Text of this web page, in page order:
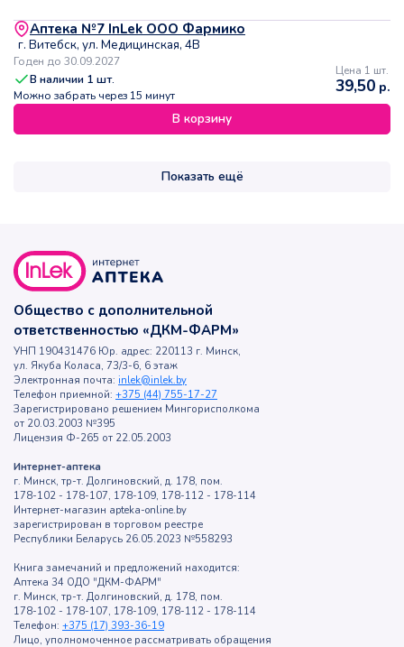
Аптека №7 InLek ООО Фармико
г. Витебск, ул. Медицинская, 4В
Годен до 30.09.2027
В наличии 1 шт.
Можно забрать через 15 минут
Цена 1 шт.
39,50 р.
В корзину
Показать ещё
Общество с дополнительной
ответственностью «ДКМ-ФАРМ»
УНП 190431476 Юр. адрес: 220113 г. Минск,
ул. Якуба Коласа, 73/3-6, 6 этаж
Электронная почта: inlek@inlek.by
Телефон приемной: +375 (44) 755-17-27
Зарегистрировано решением Мингорисполкома
от 20.03.2003 №395
Лицензия Ф-265 от 22.05.2003
Интернет-аптека
г. Минск, тр-т. Долгиновский, д. 178, пом.
178-102 - 178-107, 178-109, 178-112 - 178-114
Интернет-магазин apteka-online.by
зарегистрирован в торговом реестре
Республики Беларусь 26.05.2023 №558293
Книга замечаний и предложений находится:
Аптека 34 ОДО "ДКМ-ФАРМ"
г. Минск, тр-т. Долгиновский, д. 178, пом.
178-102 - 178-107, 178-109, 178-112 - 178-114
Телефон: +375 (17) 393-36-19
Лицо, уполномоченное рассматривать обращения